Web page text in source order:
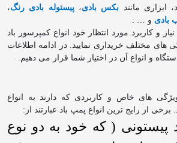
ابزاری مانند بکس بادی،پیستوله بادی رنگ،
بادی و … .
و کاربرد مورد انتظار خود انواع کمپرسور باد
های مختلف خریداری نمایید. در ادامه اطلاعات
و انواع آن در اختیار شما قرار می دهیم.
های خاص و کاربردی که دارند به انواع
از رایج ترین انواع پمپ باد عبارتند از:
پیستونی ( که خود به دو نوع